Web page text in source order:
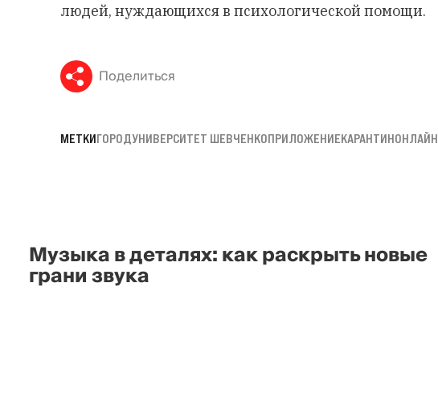
людей, нуждающихся в психологической помощи.
Поделиться
МЕТКИГОРОДУНИВЕРСИТЕТ ШЕВЧЕНКОПРИЛОЖЕНИЕКАРАНТИНОНЛАЙН
Музыка в деталях: как раскрыть новые
грани звука